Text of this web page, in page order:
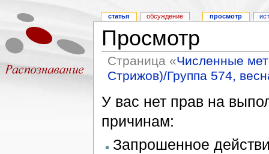
Просмотр
Страница «Численные
Стрижов)/Группа 574,
У вас нет прав на
причинам:
Запрошенное
статья обсуждение просмотр